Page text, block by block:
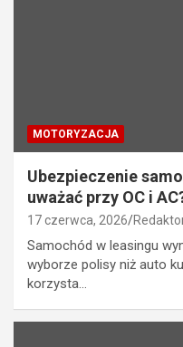
MOTORYZACJA
Ubezpieczenie
uważać przy OC i
17 czerwca, 2026
Samochód w leasingu
wyborze polisy niż auto
korzysta…